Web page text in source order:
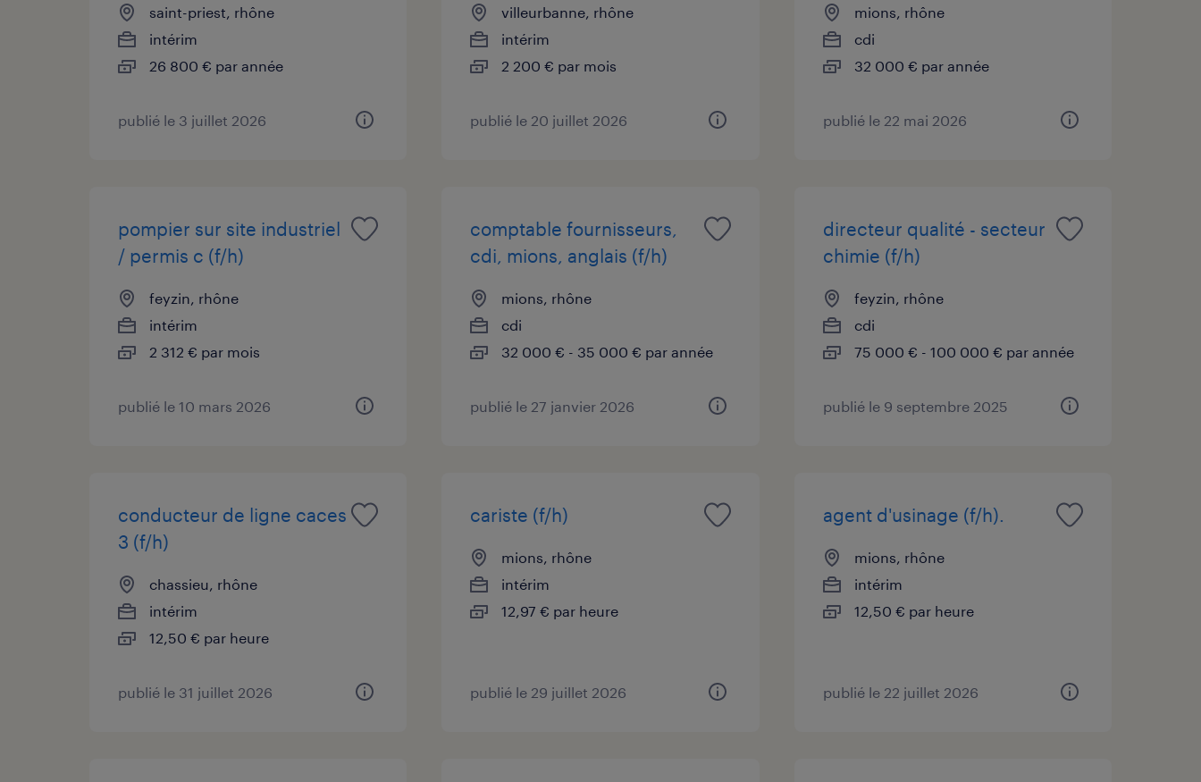
saint-priest, rhône
intérim
26 800 € par année
publié le 3 juillet 2026
villeurbanne, rhône
intérim
2 200 € par mois
publié le 20 juillet 2026
mions, rhône
cdi
32 000 € par année
publié le 22 mai 2026
pompier sur site industriel
/ permis c (f/h)
feyzin, rhône
intérim
2 312 € par mois
publié le 10 mars 2026
comptable fournisseurs,
cdi, mions, anglais (f/h)
mions, rhône
cdi
32 000 € - 35 000 € par année
publié le 27 janvier 2026
directeur qualité - secteur
chimie (f/h)
feyzin, rhône
cdi
75 000 € - 100 000 € par année
publié le 9 septembre 2025
conducteur de ligne caces
3 (f/h)
chassieu, rhône
intérim
12,50 € par heure
publié le 31 juillet 2026
cariste (f/h)
mions, rhône
intérim
12,97 € par heure
publié le 29 juillet 2026
agent d'usinage (f/h).
mions, rhône
intérim
12,50 € par heure
publié le 22 juillet 2026